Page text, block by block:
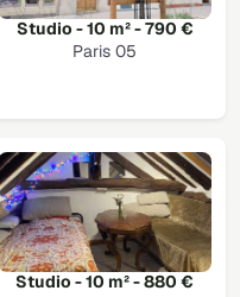
Studio - 10 m² - 790 €
Paris 05
Studio - 10 m² - 880 €